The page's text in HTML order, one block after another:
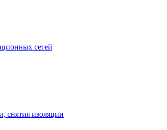
сетей
снятия изоляции